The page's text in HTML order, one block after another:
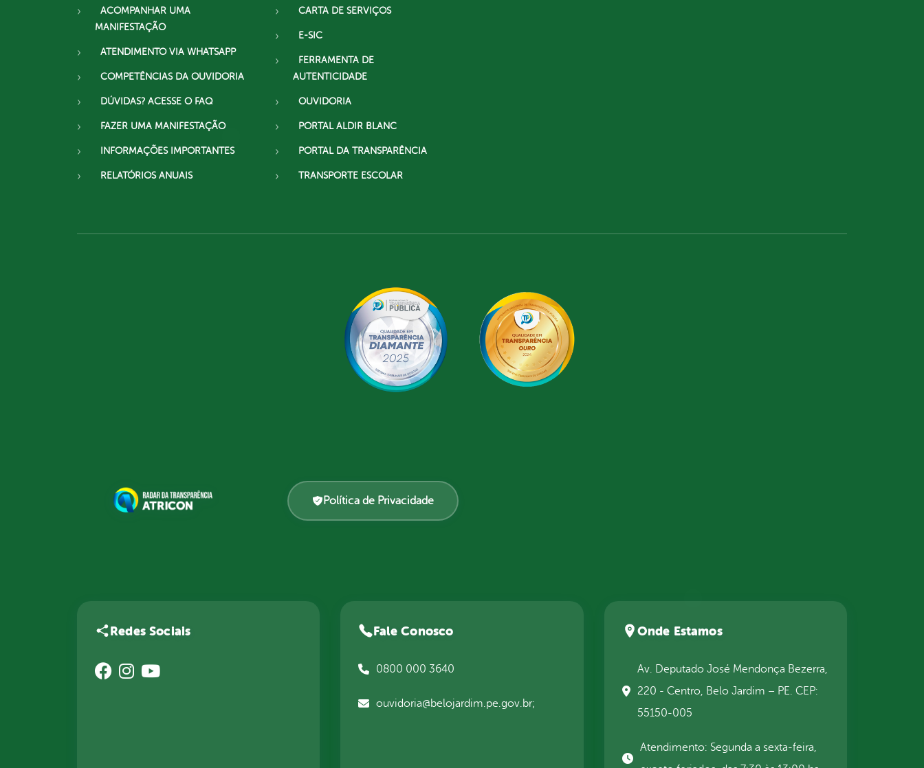
ACOMPANHAR UMA
MANIFESTAÇÃO
ATENDIMENTO VIA WHATSAPP
COMPETÊNCIAS DA OUVIDORIA
DÚVIDAS? ACESSE O FAQ
FAZER UMA MANIFESTAÇÃO
INFORMAÇÕES IMPORTANTES
RELATÓRIOS ANUAIS
CARTA DE SERVIÇOS
E-SIC
FERRAMENTA DE
AUTENTICIDADE
OUVIDORIA
PORTAL ALDIR BLANC
PORTAL DA TRANSPARÊNCIA
TRANSPORTE ESCOLAR
Política de Privacidade
Redes Sociais Fale Conosco
0800 000 3640
ouvidoria@belojardim.pe.gov.br;
Onde Estamos
Av. Deputado José Mendonça Bezerra,
220 - Centro, Belo Jardim – PE. CEP:
55150-005
Atendimento: Segunda a sexta-feira,